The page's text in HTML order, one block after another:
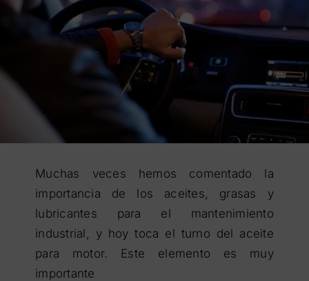
Muchas veces hemos comentado la
importancia de los aceites, grasas y
lubricantes para el mantenimiento
industrial, y hoy toca el turno del aceite
para motor. Este elemento es muy
importante